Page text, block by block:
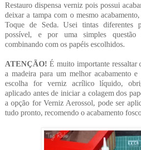
Restauro dispensa verniz pois possui
deixar a tampa com o mesmo
Toque de Seda. Usei tintas diferentes
possível, e por uma simples
combinando com os papéis escolhidos.
ATENÇÃO! É muito importante ressaltar
a madeira para um melhor acabamento
escolha for verniz acrílico líquido,
aplicado antes de iniciar a colagem dos
a opção for Verniz Aerossol, pode ser
tudo pronto, recomendo o acabamento